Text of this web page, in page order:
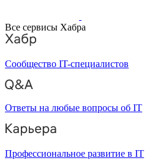
Все сервисы Хабра
Сообщество IT-специалистов
Ответы на любые вопросы об IT
Профессиональное развитие в IT